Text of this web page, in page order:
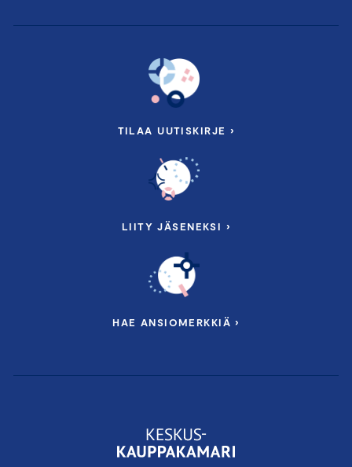
TILAA UUTISKIRJE ›
LIITY JÄSENEKSI ›
HAE ANSIOMERKKIÄ ›